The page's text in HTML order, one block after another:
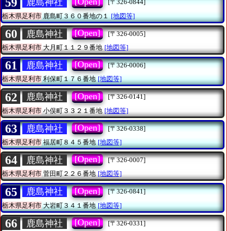
鹿島神社
[〒326-0844]
栃木県足利市鹿島町３６０番地の１ [地図等]
60 鹿島神社 [Open]
[〒326-0005]
栃木県足利市大月町１１２９番地 [地図等]
61 鹿島神社 [Open]
[〒326-0006]
栃木県足利市利保町１７６番地 [地図等]
62 鹿島神社 [Open]
[〒326-0141]
栃木県足利市 小俣町３３２１番地 [地図等]
63 鹿島神社 [Open]
[〒326-0338]
栃木県足利市福居町８４５番地 [地図等]
64 鹿島神社 [Open]
[〒326-0007]
栃木県足利市菅田町２２６番地 [地図等]
65 鹿島神社 [Open]
[〒326-0841]
栃木県足利市大岩町３４１番地 [地図等]
66 鹿島神社 [Open]
[〒326-0331]